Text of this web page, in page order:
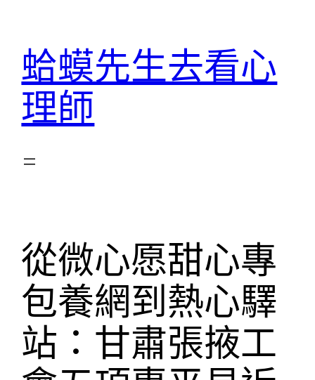
蛤蟆先生去看心
理師
從微心愿甜心專
包養網到熱心驛
站：甘肅張掖工